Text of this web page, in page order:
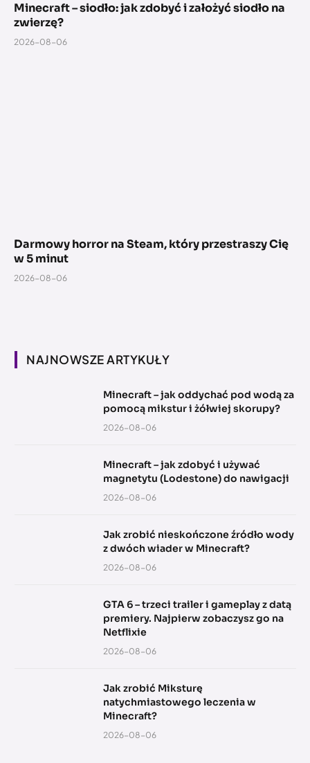
Minecraft – siodło: jak zdobyć i założyć siodło na
zwierzę?
2026-08-06
Darmowy horror na Steam, który przestraszy Cię
w 5 minut
2026-08-06
NAJNOWSZE ARTYKUŁY
Minecraft – jak oddychać pod wodą za
pomocą mikstur i żółwiej skorupy?
2026-08-06
Minecraft – jak zdobyć i używać
magnetytu (Lodestone) do nawigacji
2026-08-06
Jak zrobić nieskończone źródło wody
z dwóch wiader w Minecraft?
2026-08-06
GTA 6 – trzeci trailer i gameplay z datą
premiery. Najpierw zobaczysz go na
Netflixie
2026-08-06
Jak zrobić Miksturę
natychmiastowego leczenia w
Minecraft?
2026-08-06